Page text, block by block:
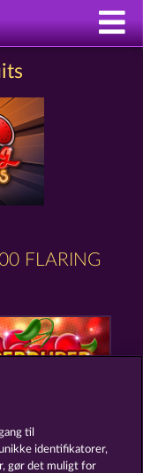
FLARING
til
identifikatorer,
gør det muligt for